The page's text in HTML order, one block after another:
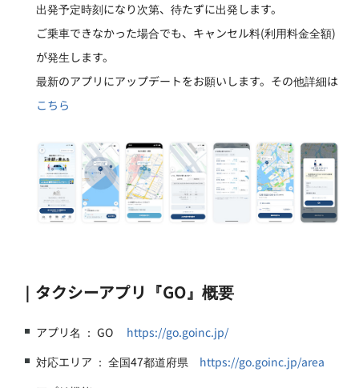
出発予定時刻になり次第、待たずに出発します。
ご乗車できなかった場合でも、キャンセル料(利用料金全額)
が発生します。
最新のアプリにアップデートをお願いします。その他詳細は
こちら
｜タクシーアプリ『GO』概要
アプリ名 ： GO https://go.goinc.jp/
対応エリア ： 全国47都道府県 https://go.goinc.jp/area